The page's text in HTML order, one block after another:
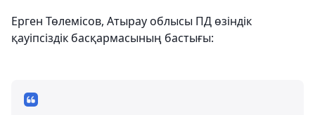
Ерген Төлемісов, Атырау облысы ПД өзіндік
қауіпсіздік басқармасының бастығы: